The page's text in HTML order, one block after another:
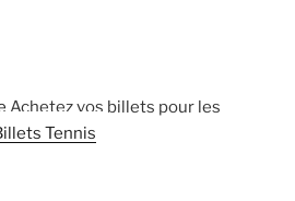
Achetez vos billets pour les